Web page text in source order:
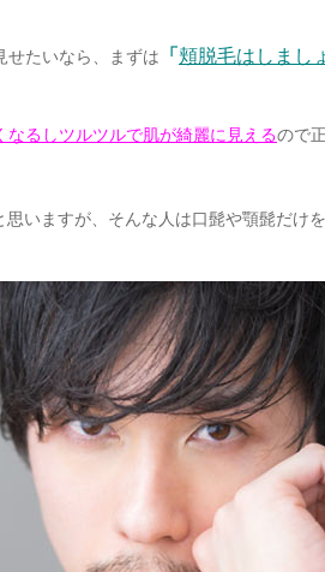
せたいなら、まずは 「 頬脱毛はしまし
なるしツルツルで肌が綺麗に見えるので
思いますが、そんな人は口髭や顎髭だけ